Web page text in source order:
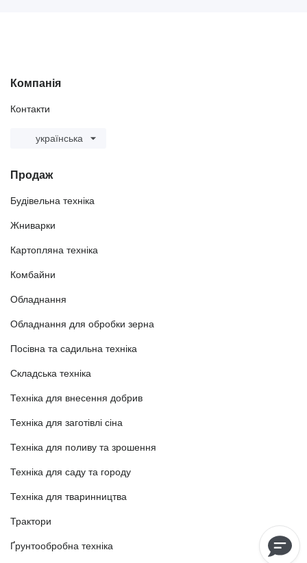
Компанія
Контакти
українська
Продаж
Будівельна техніка
Жниварки
Картопляна техніка
Комбайни
Обладнання
Обладнання для обробки зерна
Посівна та садильна техніка
Складська техніка
Техніка для внесення добрив
Техніка для заготівлі сіна
Техніка для поливу та зрошення
Техніка для саду та городу
Техніка для тваринництва
Трактори
Ґрунтообробна техніка